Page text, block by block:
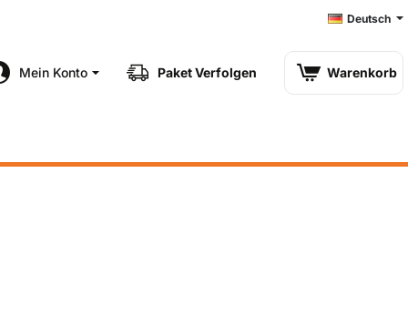
Deutsch
Mein Konto Paket Verfolgen Warenkorb